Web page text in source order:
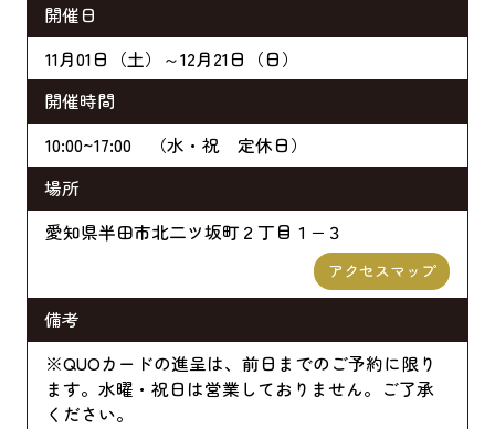
開催日
11月01日（土）～12月21日（日）
開催時間
10:00~17:00 （水・祝 定休日）
場所
愛知県半田市北二ツ坂町２丁目１−３
アクセスマップ
備考
※QUOカードの進呈は、前日までのご予約に限り
ます。水曜・祝日は営業しておりません。ご了承
ください。